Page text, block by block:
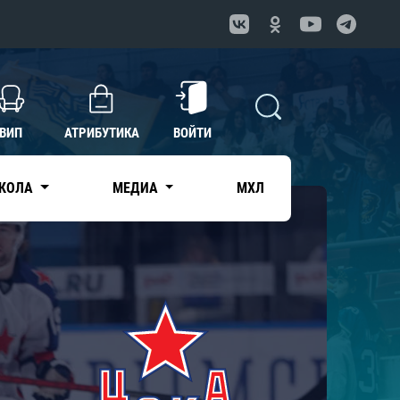
ВИП АТРИБУТИКА ВОЙТИ
МЕДИА МХЛ